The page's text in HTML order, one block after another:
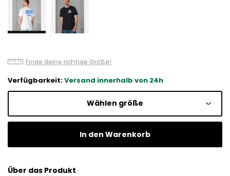
Finde deine richtige Größe!
Verfügbarkeit:Versand innerhalb von 24h
Wählen größe
In den Warenkorb
Über das Produkt